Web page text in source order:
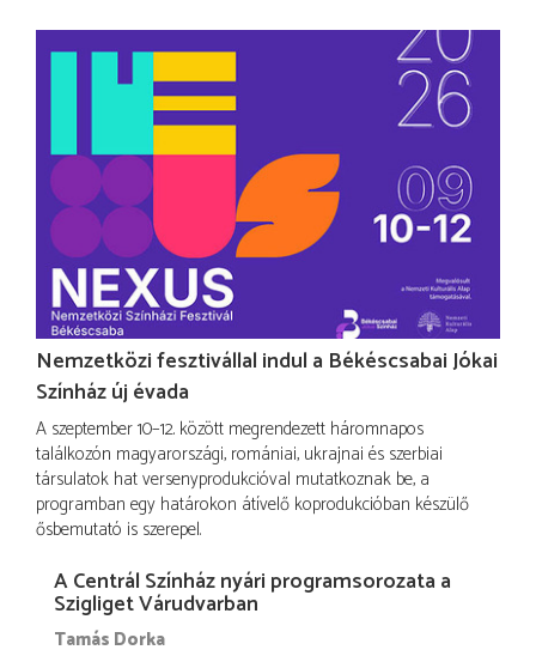
Nemzetközi fesztivállal indul a Békéscsabai Jókai
Színház új évada
A szeptember 10–12. között megrendezett háromnapos
találkozón magyarországi, romániai, ukrajnai és szerbiai
társulatok hat versenyprodukcióval mutatkoznak be, a
programban egy határokon átívelő koprodukcióban készülő
ősbemutató is szerepel.
A Centrál Színház nyári programsorozata a
Szigliget Várudvarban
Tamás Dorka